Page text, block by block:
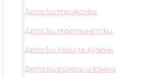
Детски триколки
Детски тротинетки
Детски коли за яздене
Детски ролели и кънки